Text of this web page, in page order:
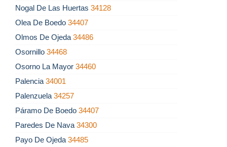
Nogal De Las Huertas 34128
Olea De Boedo 34407
Olmos De Ojeda 34486
Osornillo 34468
Osorno La Mayor 34460
Palencia 34001
Palenzuela 34257
Páramo De Boedo 34407
Paredes De Nava 34300
Payo De Ojeda 34485